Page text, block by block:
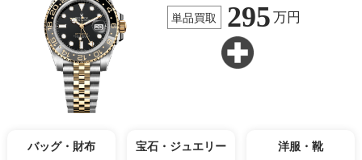
単品買取 295 万円
バッグ・財布 宝石・ジュエリー 洋服・靴